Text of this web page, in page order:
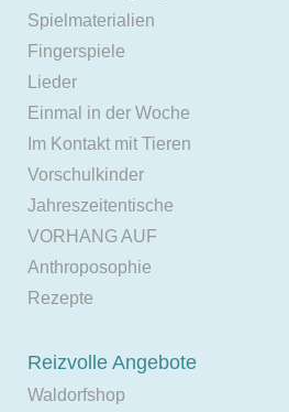
Spielmaterialien
Fingerspiele
Lieder
Einmal in der Woche
Im Kontakt mit Tieren
Vorschulkinder
Jahreszeitentische
VORHANG AUF
Anthroposophie
Rezepte
Reizvolle Angebote
Waldorfshop